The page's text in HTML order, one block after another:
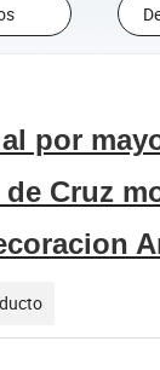
por
Cruz